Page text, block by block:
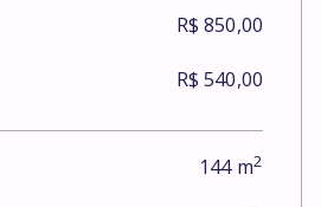
R$ 850,00
R$ 540,00
144m2